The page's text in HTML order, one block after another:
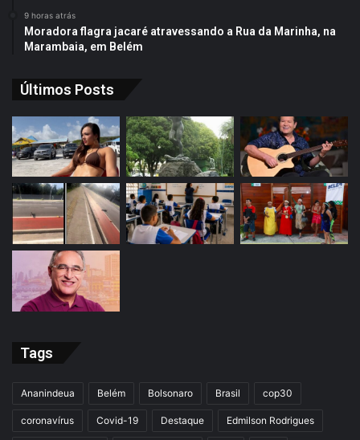
9 horas atrás
Moradora flagra jacaré atravessando a Rua da Marinha, na
Marambaia, em Belém
Últimos Posts
Tags
Ananindeua Belém Bolsonaro Brasil cop30
coronavírus Covid-19 Destaque Edmilson Rodrigues